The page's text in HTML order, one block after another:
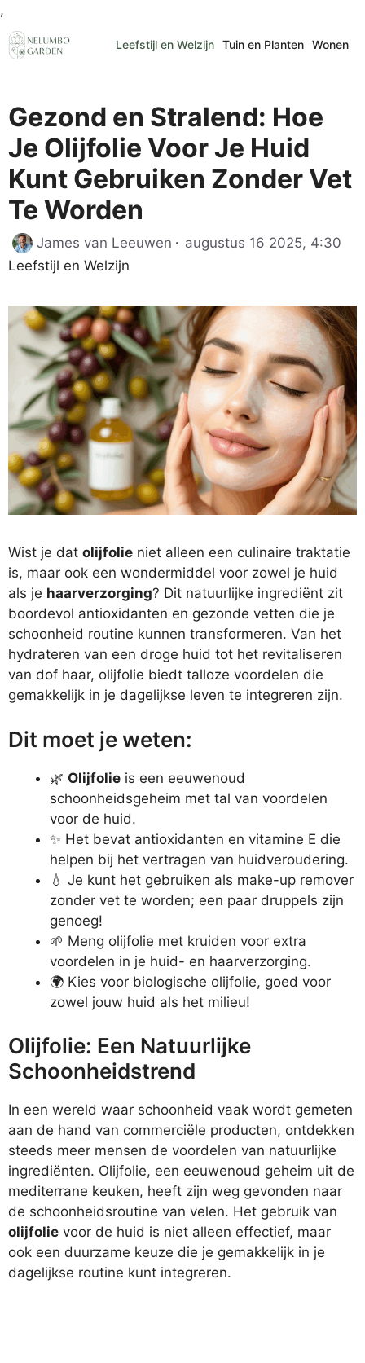
,
naar
de
Leefstijl en Welzijn Tuin en Planten Wonen
Gezond en Stralend: Hoe
Je Olijfolie Voor Je Huid
Kunt Gebruiken Zonder Vet
Te Worden
James van Leeuwen augustus 16 2025, 4:30
Leefstijl en Welzijn
Wist je dat olijfolie niet alleen een culinaire traktatie
is, maar ook een wondermiddel voor zowel je huid
als je haarverzorging? Dit natuurlijke ingrediënt zit
boordevol antioxidanten en gezonde vetten die je
schoonheid routine kunnen transformeren. Van het
hydrateren van een droge huid tot het revitaliseren
van dof haar, olijfolie biedt talloze voordelen die
gemakkelijk in je dagelijkse leven te integreren zijn.
Dit moet je weten:
🌿 Olijfolie is een eeuwenoud
schoonheidsgeheim met tal van voordelen
voor de huid.
✨ Het bevat antioxidanten en vitamine E die
helpen bij het vertragen van huidveroudering.
💧 Je kunt het gebruiken als make-up remover
zonder vet te worden; een paar druppels zijn
genoeg!
🌱 Meng olijfolie met kruiden voor extra
voordelen in je huid- en haarverzorging.
🌍 Kies voor biologische olijfolie, goed voor
zowel jouw huid als het milieu!
Olijfolie: Een Natuurlijke
Schoonheidstrend
In een wereld waar schoonheid vaak wordt gemeten
aan de hand van commerciële producten, ontdekken
steeds meer mensen de voordelen van natuurlijke
ingrediënten. Olijfolie, een eeuwenoud geheim uit de
mediterrane keuken, heeft zijn weg gevonden naar
de schoonheidsroutine van velen. Het gebruik van
olijfolie voor de huid is niet alleen effectief, maar
ook een duurzame keuze die je gemakkelijk in je
dagelijkse routine kunt integreren.